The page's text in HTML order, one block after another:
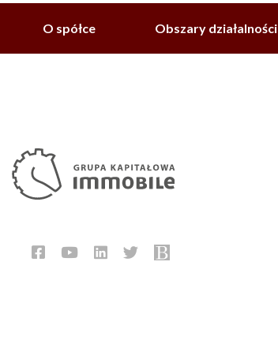
O spółce Obszary działalności